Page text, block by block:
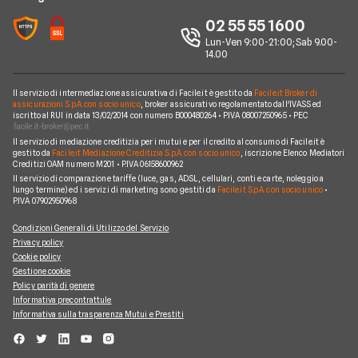
Chi siamo
Perché scegliere Facile.it
Mappa del sito
Athlon
Program
Horizon Automotive
Nissan
Peugeot
Volkswagen
02 55 55 1600
Lun-Ven 9:00-21:00; Sab 9.00-
14.00
Il servizio di intermediazione assicurativa di Facile.it è gestito da Facile.it Broker di
assicurazioni S.p.A. con socio unico, broker assicurativo regolamentato dall'IVASS ed
iscritto al RUI in data 13/02/2014 con numero B000480264 • P.IVA 08007250965 • PEC
Il servizio di mediazione creditizia per i mutui e per il credito al consumo di Facile.it è
gestito da Facile.it Mediazione Creditizia S.p.A. con socio unico, iscrizione Elenco Mediatori
Creditizi OAM numero M201 • P.IVA 06158600962
Il servizio di comparazione tariffe (luce, gas, ADSL, cellulari, conti e carte, noleggio a
lungo termine) ed i servizi di marketing sono gestiti da Facile.it S.p.A. con socio unico•
P.IVA 07902950968
Condizioni Generali di Utilizzo del Servizio
Privacy policy
Cookie policy
Gestione cookie
Policy parità di genere
Informativa precontrattule
Informativa sulla trasparenza Mutui e Prestiti